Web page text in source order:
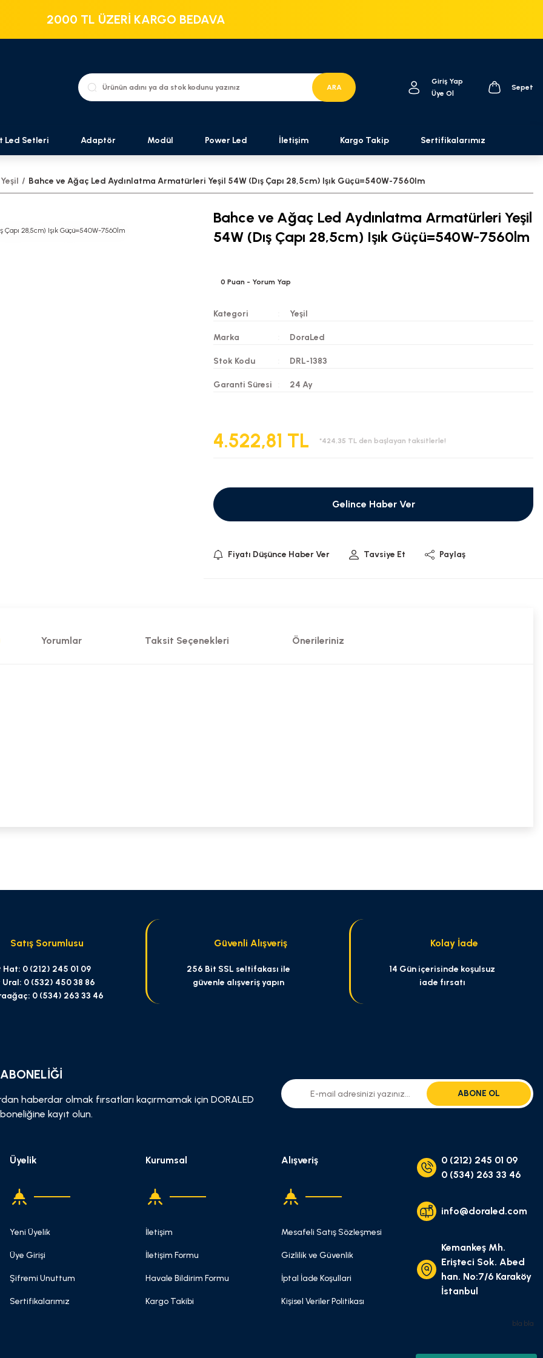
2000 TL ÜZERİ KARGO BEDAVA
ARA
Giriş Yap
Üye Ol
Sepet
Led Setleri Adaptör Modül Power Led İletişim Kargo Takip Sertifikalarımız
Yeşil Bahce ve Ağaç Led Aydınlatma Armatürleri Yeşil 54W (Dış Çapı 28,5cm) Işık Güçü=540W-7560lm
Bahce ve Ağaç Led Aydınlatma Armatürleri Yeşil
54W (Dış Çapı 28,5cm) Işık Güçü=540W-7560lm
0 Puan - Yorum Yap
Kategori Yeşil
Marka DoraLed
Stok Kodu DRL-1383
Garanti Süresi 24 Ay
4.522,81 TL *424,35 TL den başlayan taksitlerle!
Gelince Haber Ver
Fiyatı Düşünce Haber Ver Tavsiye Et Paylaş
Yorumlar Taksit Seçenekleri Önerileriniz
Yorum Yaz
Satış Sorumlusu
Hat: 0 (212) 245 01 09
Ural: 0 (532) 450 38 86
0 (534) 263 33 46
Güvenli Alışveriş
256 Bit SSL seltifakası ile
güvenle alışveriş yapın
Kolay İade
14 Gün içerisinde koşulsuz
iade fırsatı
haberdar olmak fırsatları kaçırmamak için DORALED
kayıt olun.
ABONE OL
Üyelik
Yeni Üyelik
Üye Girişi
Şifremi Unuttum
Sertifikalarımız
Kurumsal
İletişim
İletişim Formu
Havale Bildirim Formu
Kargo Takibi
Alışveriş
Mesafeli Satış Sözleşmesi
Gizlilik ve Güvenlik
İptal İade Koşullari
Kişisel Veriler Politikası
0 (212) 245 01 09
0 (534) 263 33 46
info@doraled.com
Kemankeş Mh.
Erişteci Sok. Abed
han. No:7/6 Karaköy
İstanbul
bla bla